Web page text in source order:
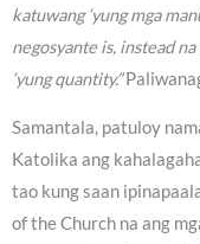
katuwang ‘yung mga
negosyante is, instead
‘yung quantity.”
Samantala, patuloy
Katolika ang
tao kung saan
of the Church na ang